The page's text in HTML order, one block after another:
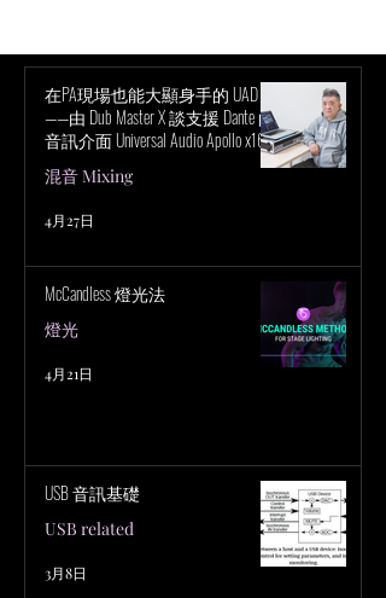
在PA現場也能大顯身手的 UAD！
——由 Dub Master X 談支援 Dante 的
音訊介面 Universal Audio Apollo x16D
的魅力
混音 Mixing
4月27日
McCandless 燈光法
燈光
4月21日
USB 音訊基礎
USB related
3月8日